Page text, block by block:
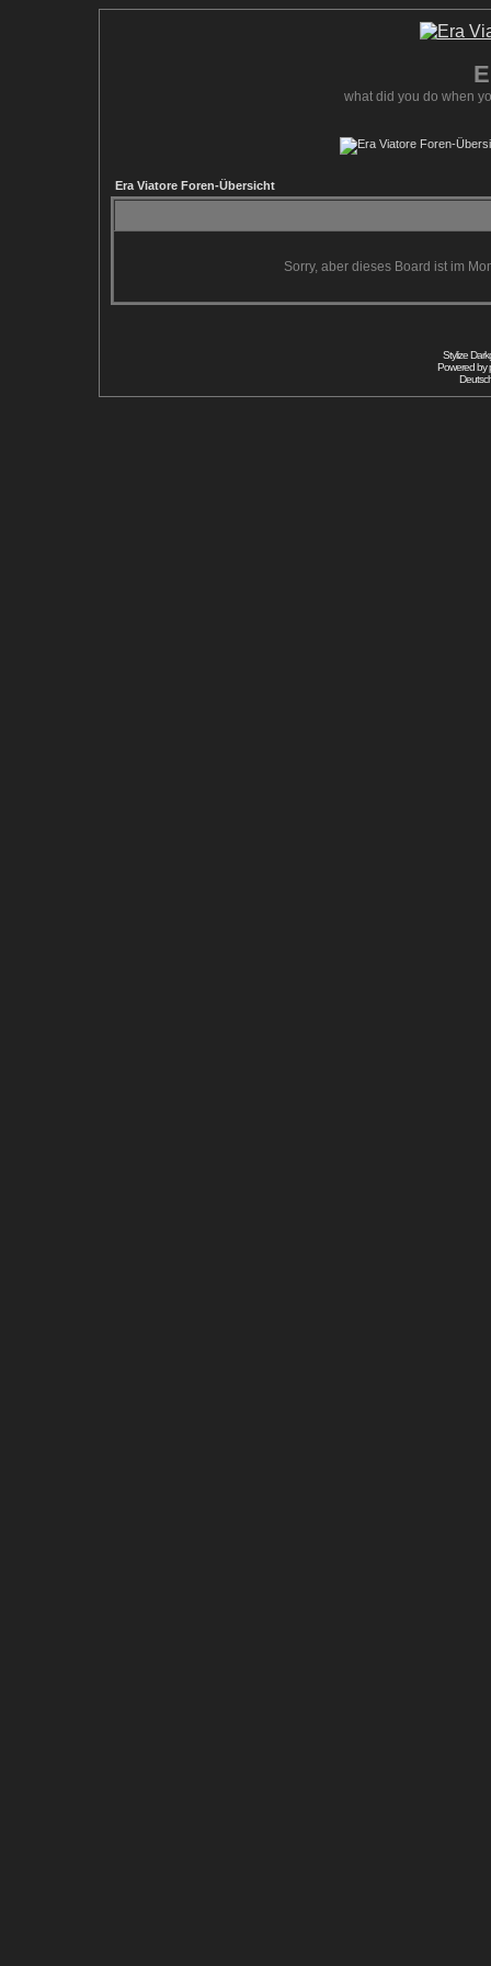
what did you do when
Era Viatore Foren-Übersicht
Sorry, aber dieses Board ist im
Stylize
Powered by